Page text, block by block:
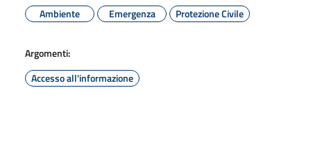
Ambiente
Emergenza Protezione Civile
Argomenti:
Accesso all'informazione